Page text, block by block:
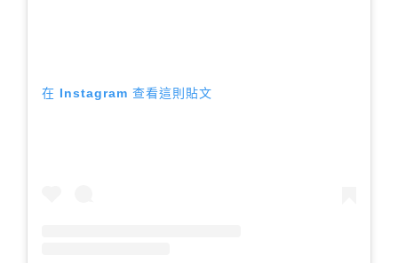
在 Instagram 查看這則貼文